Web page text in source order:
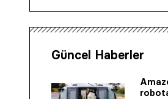
Güncel Haberler